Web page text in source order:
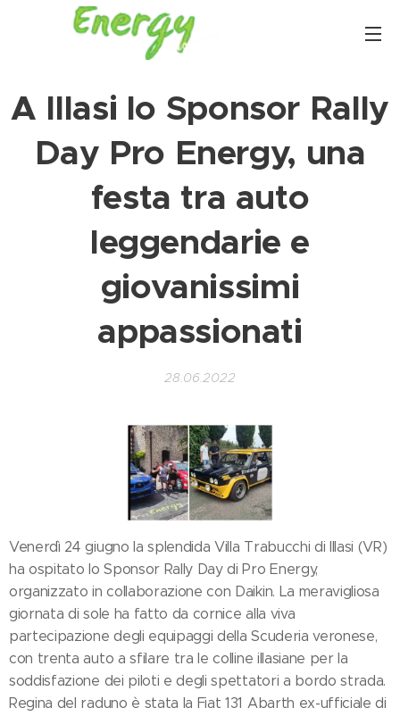
A Illasi lo Sponsor Rally
Day Pro Energy, una
festa tra auto
leggendarie e
giovanissimi
appassionati
28.06.2022
Venerdì 24 giugno la splendida Villa Trabucchi di Illasi (VR)
ha ospitato lo Sponsor Rally Day di Pro Energy,
organizzato in collaborazione con Daikin. La meravigliosa
giornata di sole ha fatto da cornice alla viva
partecipazione degli equipaggi della Scuderia veronese,
con trenta auto a sfilare tra le colline illasiane per la
soddisfazione dei piloti e degli spettatori a bordo strada.
Regina del raduno è stata la Fiat 131 Abarth ex-ufficiale di